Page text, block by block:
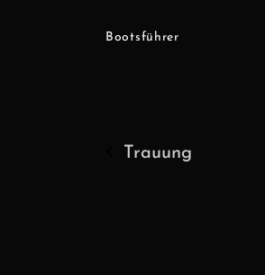
Bootsführer
Trauung